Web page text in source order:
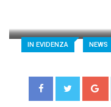
IN EVIDENZA NEWS